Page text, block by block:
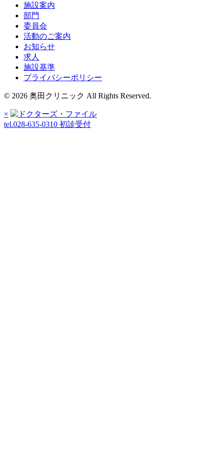
施設案内
部門
委員会
活動のご案内
お知らせ
求人
施設基準
プライバシーポリシー
© 2026 奥田クリニック All Rights Reserved.
×
tel.028-635-0310 初診受付